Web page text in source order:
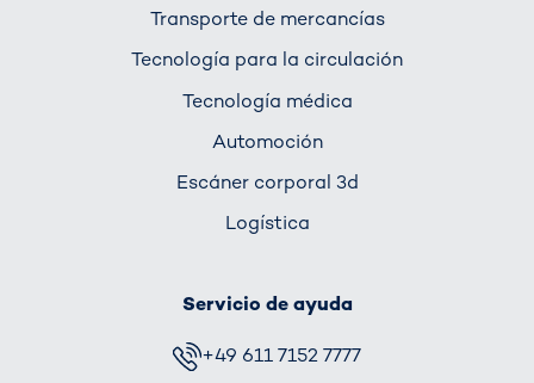
Transporte de mercancías
Tecnología para la circulación
Tecnología médica
Automoción
Escáner corporal 3d
Logística
Servicio de ayuda
+49 611 7152 7777